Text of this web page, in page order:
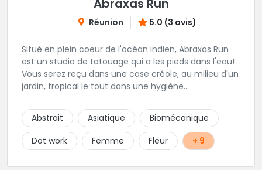
Abraxas Run
Réunion 5.0 (3 avis)
Situé en plein coeur de l'océan indien, Abraxas Run
est un studio de tatouage qui a les pieds dans l'eau!
Vous serez reçu dans une case créole, au milieu d'un
jardin, tropical le tout dans une hygiène
choix de bijoux et uniquement dans des matières
biocompatibles! Vous le trouverez à Saint-Gilles les
Bains...les doigts de pieds en éventail...
Abstrait Asiatique
Biomécanique
Dot work
Femme Fleur + 9